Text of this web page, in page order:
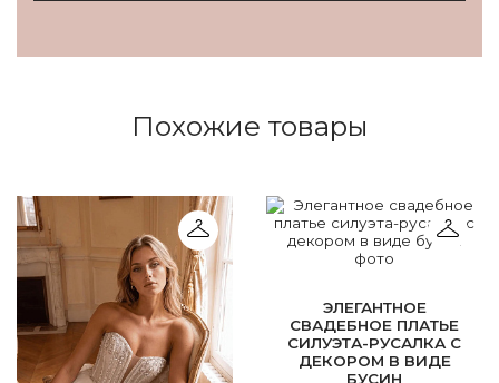
Похожие товары
ЭЛЕГАНТНОЕ
СВАДЕБНОЕ ПЛАТЬЕ
СИЛУЭТА-РУСАЛКА С
ДЕКОРОМ В ВИДЕ
БУСИН